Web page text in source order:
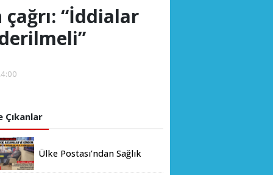
“İddialar
Çıkanlar
Ülke Postası’ndan Sağlık